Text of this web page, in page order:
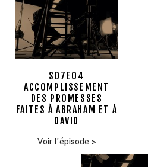
S07E04
ACCOMPLISSEMENT
DES PROMESSES
FAITES À ABRAHAM ET À
DAVID
Voir l'épisode >